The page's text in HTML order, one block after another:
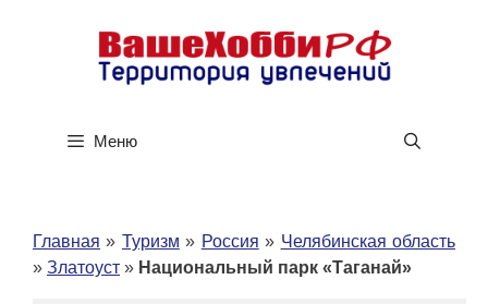
содержимому
Меню
Главная » Туризм » Россия » Челябинская область
» Златоуст » Национальный парк «Таганай»